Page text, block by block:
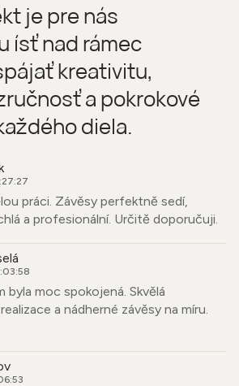
je pre nás
ísť nad rámec
kreativitu,
a pokrokové
diela.
práci. Závěsy perfektně sedí,
a profesionální. Určitě doporučuji.
byla moc spokojená. Skvělá
a nádherné závěsy na míru.